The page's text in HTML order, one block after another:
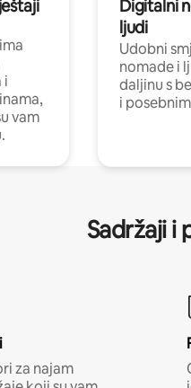
i
vam
Digitalni
ljudi
Udobni
nomade i
daljinu s
i
Sadržaji i
za najam